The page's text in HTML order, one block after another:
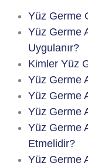
Yüz Germe
Yüz Germe
Uygulanır?
Kimler Yüz
Yüz Germe
Yüz Germe
Yüz Germe
Yüz Germe
Etmelidir?
Yüz Germe